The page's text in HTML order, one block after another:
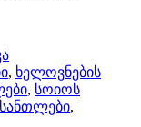
, ხელოვნების
, სოიოს
,